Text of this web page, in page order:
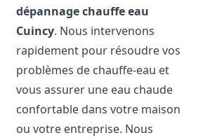
dépannage chauffe eau
Cuincy. Nous intervenons
rapidement pour résoudre vos
problèmes de chauffe-eau et
vous assurer une eau chaude
confortable dans votre maison
ou votre entreprise. Nous